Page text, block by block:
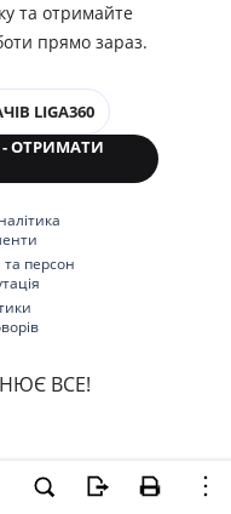
та отримайте
прямо зараз.
LIGA360
- ОТРИМАТИ
та персон
ВСЕ!